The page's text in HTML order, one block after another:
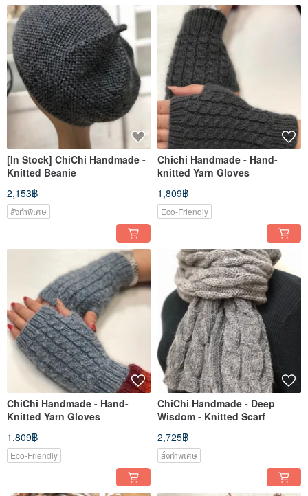
[In Stock] ChiChi Handmade -
Knitted Beanie
2,153฿
สั่งทำพิเศษ
Chichi Handmade - Hand-
knitted Yarn Gloves
1,809฿
Eco-Friendly
ChiChi Handmade - Hand-
Knitted Yarn Gloves
1,809฿
Eco-Friendly
ChiChi Handmade - Deep
Wisdom - Knitted Scarf
2,725฿
สั่งทำพิเศษ